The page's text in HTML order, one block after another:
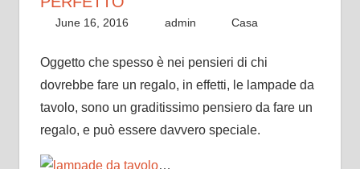
June 16, 2016 admin Casa
Oggetto che spesso è nei pensieri di chi
dovrebbe fare un regalo, in effetti, le lampade da
tavolo, sono un graditissimo pensiero da fare un
regalo, e può essere davvero speciale.
…